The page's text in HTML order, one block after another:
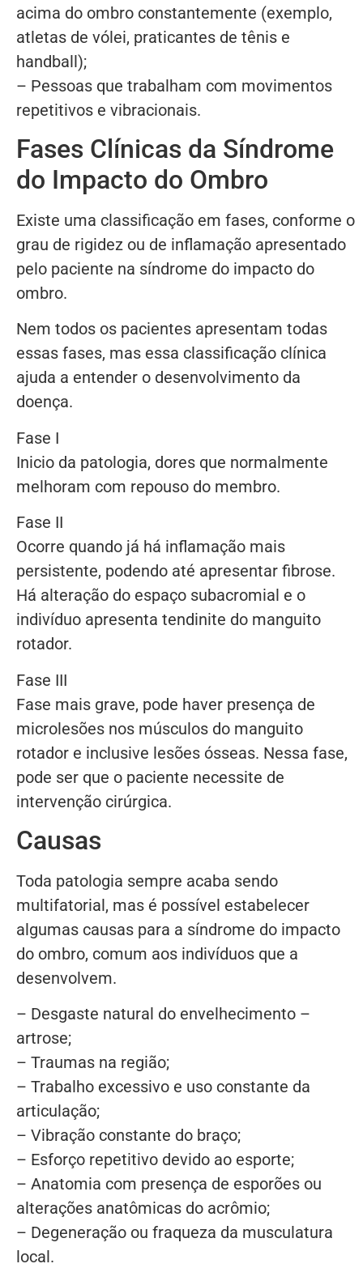
acima do ombro constantemente (exemplo,
atletas de vólei, praticantes de tênis e
handball);
– Pessoas que trabalham com movimentos
repetitivos e vibracionais.
Fases Clínicas da Síndrome
do Impacto do Ombro
Existe uma classificação em fases, conforme o
grau de rigidez ou de inflamação apresentado
pelo paciente na síndrome do impacto do
ombro.
Nem todos os pacientes apresentam todas
essas fases, mas essa classificação clínica
ajuda a entender o desenvolvimento da
doença.
Fase I
Inicio da patologia, dores que normalmente
melhoram com repouso do membro.
Fase II
Ocorre quando já há inflamação mais
persistente, podendo até apresentar fibrose.
Há alteração do espaço subacromial e o
indivíduo apresenta tendinite do manguito
rotador.
Fase III
Fase mais grave, pode haver presença de
microlesões nos músculos do manguito
rotador e inclusive lesões ósseas. Nessa fase,
pode ser que o paciente necessite de
intervenção cirúrgica.
Causas
Toda patologia sempre acaba sendo
multifatorial, mas é possível estabelecer
algumas causas para a síndrome do impacto
do ombro, comum aos indivíduos que a
desenvolvem.
– Desgaste natural do envelhecimento –
artrose;
– Traumas na região;
– Trabalho excessivo e uso constante da
articulação;
– Vibração constante do braço;
– Esforço repetitivo devido ao esporte;
– Anatomia com presença de esporões ou
alterações anatômicas do acrômio;
– Degeneração ou fraqueza da musculatura
local.